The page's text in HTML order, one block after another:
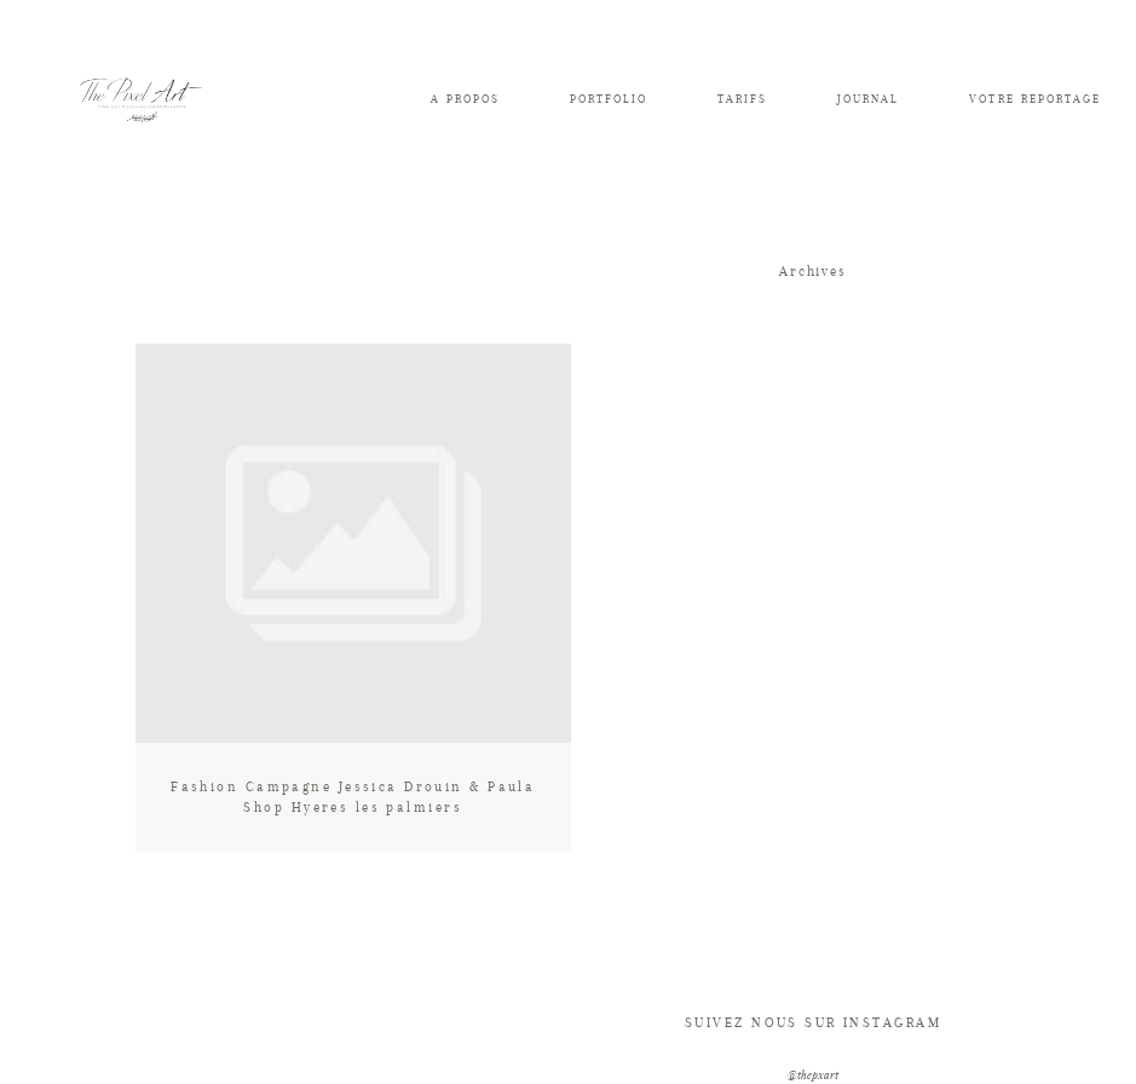
A PROPOS PORTFOLIO TARIFS JOURNAL VOTRE REPORTAGE
Archives
Fashion Campagne Jessica Drouin & Paula
Shop Hyeres les palmiers
SUIVEZ NOUS SUR INSTAGRAM
@thepxart